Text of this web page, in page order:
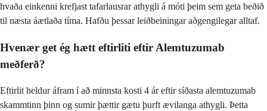
hvaða einkenni krefjast tafarlausrar athygli á móti þeim sem geta beðið
til næsta áætlaða tíma. Hafðu þessar leiðbeiningar aðgengilegar alltaf.
Hvenær get ég hætt eftirliti eftir Alemtuzumab
meðferð?
Eftirlit heldur áfram í að minnsta kosti 4 ár eftir síðasta alemtuzumab
skammtinn þinn og sumir þættir gætu þurft ævilanga athygli. Þetta